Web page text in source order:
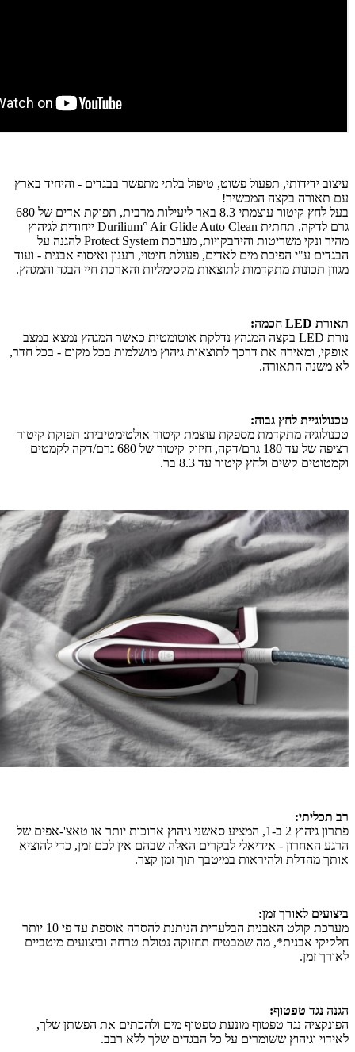
עיצוב ידידותי, תפעול פשוט, טיפול בלתי מתפשר בבגדים - והיחיד בארץ
עם תאורה בקצה המכשיר!
בעל לחץ קיטור עוצמתי 8.3 באר ליעילות מרבית, תפוקת אדים של 680
גרם לדקה, תחתית Durilium° Air Glide Auto Clean ייחודית לגיהוץ
מהיר ונקי משריטות והידבקויות, מערכת Protect System להגנה על
הבגדים ע"י הפיכת מים לאדים, פעולת חיטוי, רענון ואיסוף אבנית - ועוד
מגוון תכונות מתקדמות לתוצאות מקסימליות והארכת חיי הבגד והמגהץ.
תאורת LED חכמה:
נורת LED בקצה המגהץ נדלקת אוטומטית כאשר המגהץ נמצא במצב
אופקי, ומאירה את דרכך לתוצאות גיהוץ מושלמות בכל מקום - בכל חדר,
לא משנה התאורה.
טכנולוגיית לחץ גבוה:
טכנולוגיה מתקדמת מספקת עוצמת קיטור אולטימטיבית: תפוקת קיטור
רציפה של עד 180 גרם/דקה, חיזוק קיטור של 680 גרם/דקה לקמטים
וקמטוטים קשים ולחץ קיטור עד 8.3 בר.
רב תכליתי:
פתרון גיהוץ 2 ב-1, המציע סאשני גיהוץ ארוכות יותר או טאצ'-אפים של
הרגע האחרון - אידיאלי לבקרים האלה שבהם אין לכם זמן, כדי להוציא
אותך מהדלת ולהיראות במיטבך תוך זמן קצר.
ביצועים לאורך זמן:
מערכת קולט האבנית הבלעדית הניתנת להסרה אוספת עד פי 10 יותר
חלקיקי אבנית*, מה שמבטיח תחזוקה נטולת טרחה וביצועים מיטביים
לאורך זמן.
הגנה נגד טפטוף:
הפונקציה נגד טפטוף מונעת טפטוף מים ולהכתים את הפשתן שלך,
לאידוי וגיהוץ ששומרים על כל הבגדים שלך ללא רבב.